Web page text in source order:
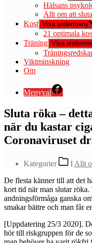
Hälsans
Allt om att
Kost Visa undermeny
21 optimala
Träning Visa
Viktminskning
Om
Menyval
Sluta röka –
när du kastar
Coronaviruset
Kategorier I Allt
De flesta känner till att det
kort tid när man slutar
andningsförmåga ganska
smakar bättre och man får
[Uppdatering 25/3 2020].
hör till riskgruppen för de